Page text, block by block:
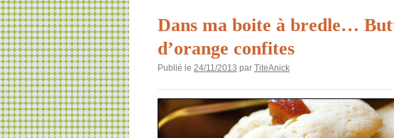
Dans ma boite à bredle…
d’orange confites
Publié le 24/11/2013 par TiteAnick